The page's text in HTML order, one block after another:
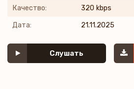
Качество: 320 kbps
Дата: 21.11.2025
Слушать